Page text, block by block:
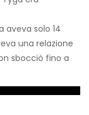
solo 14
una relazione
sbocciò fino a